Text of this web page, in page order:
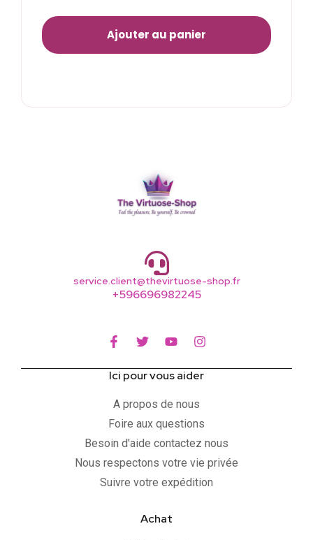
Ajouter au panier
service.client@thevirtuose-shop.fr
+596696982245
Ici pour vous aider
A propos de nous
Foire aux questions
Besoin d'aide contactez nous
Nous respectons votre vie privée
Suivre votre expédition
Achat